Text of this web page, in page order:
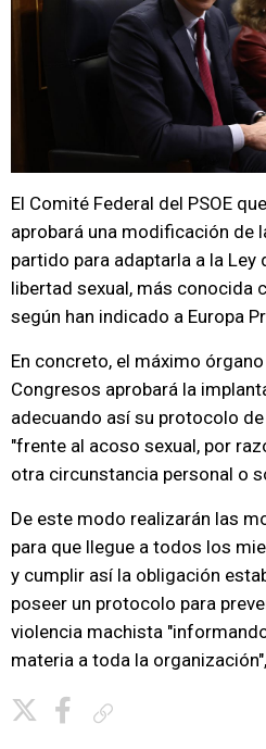
El Comité Federal del PSOE
aprobará una modificación de
partido para adaptarla a la Ley
libertad sexual, más conocida
según han indicado a Europa
En concreto, el máximo
Congresos aprobará la
adecuando así su protocolo
"frente al acoso sexual, por
otra circunstancia personal o
De este modo realizarán las
para que llegue a todos los
y cumplir así la obligación
poseer un protocolo para
violencia machista
materia a toda la